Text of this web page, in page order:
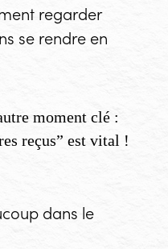
regarder
se rendre en
moment clé :
reçus” est vital !
dans le